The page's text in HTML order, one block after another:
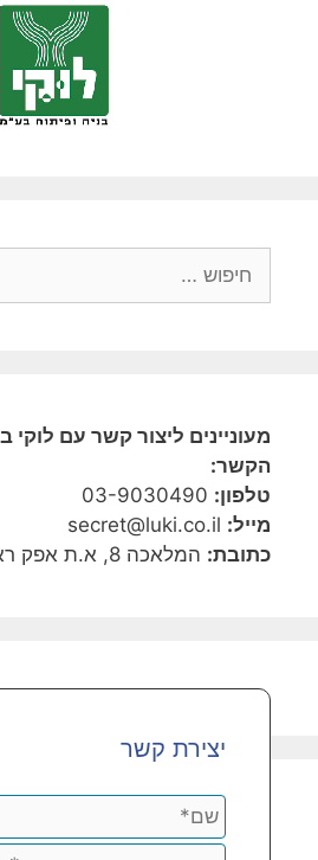
מעוניינים ליצור קשר עם לוקי
הקשר:
טלפון:
מייל:
כתובת: המלאכה 8, א.ת אפק ראש העין.
יצירת קשר